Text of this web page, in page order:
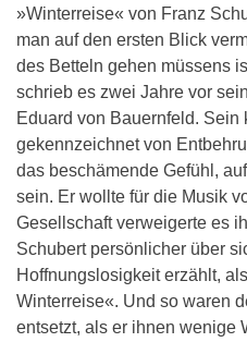
»Winterreise« von Franz
man auf den ersten Blick
des Betteln gehen müssens
schrieb es zwei Jahre vor
Eduard von Bauernfeld. Sein
gekennzeichnet von
das beschämende Gefühl,
sein. Er wollte für die Musik
Gesellschaft verweigerte es
Schubert persönlicher über
Hoffnungslosigkeit erzählt,
Winterreise«. Und so waren
entsetzt, als er ihnen wenige